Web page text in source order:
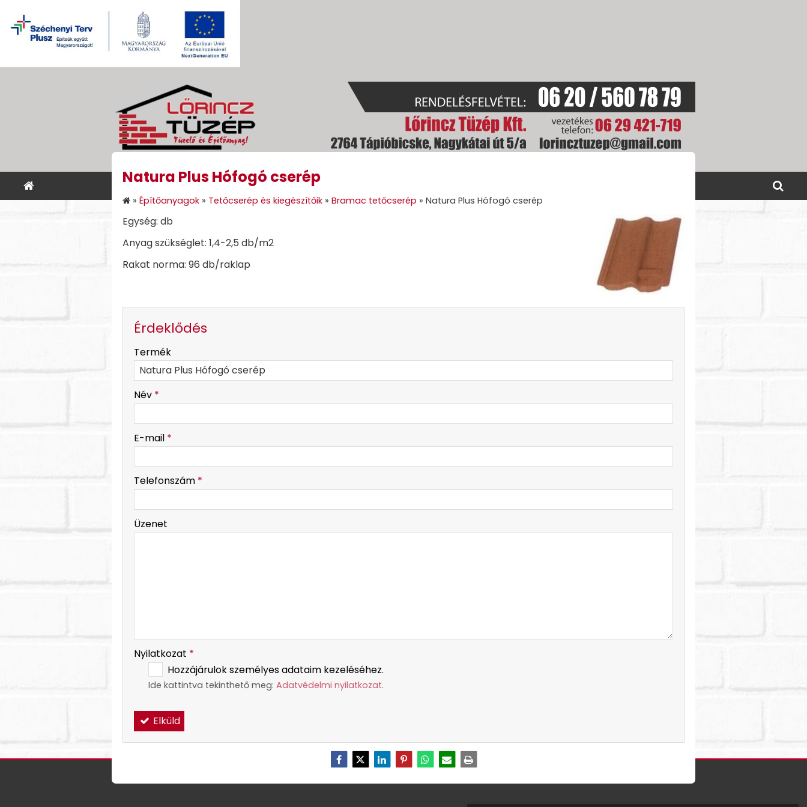
KEZDŐLAP ÉPÍTŐANYAGOK GÉPI FÖLDMUNKA
Natura Plus Hófogó cserép
» Építőanyagok » Tetőcserép és kiegészítőik » Bramac tetőcserép » Natura Plus Hófogó cserép
Egység: db
Anyag szükséglet: 1,4-2,5 db/m2
Rakat norma: 96 db/raklap
Érdeklődés
-
Termék
Név *
E-mail *
Telefonszám *
Üzenet
Nyilatkozat *
Hozzájárulok személyes adataim kezeléséhez.
Ide kattintva tekinthető meg: Adatvédelmi nyilatkozat.
Elküld